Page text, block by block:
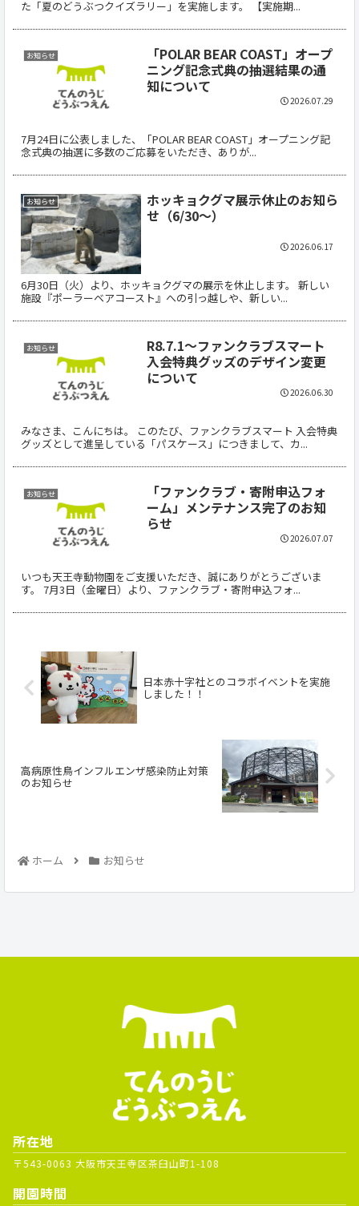
た「夏のどうぶつクイズラリー」を実施します。 【実施期...
お知らせ
「POLAR BEAR COAST」オープ
ニング記念式典の抽選結果の通
知について
7月24日に公表しました、「POLAR BEAR COAST」オープニング記
念式典の抽選に多数のご応募をいただき、ありが...
2026.07.29
お知らせ
ホッキョクグマ展示休止のお知ら
せ（6/30～）
6月30日（火）より、ホッキョクグマの展示を休止します。 新しい
施設『ポーラーベアコースト』への引っ越しや、新しい...
2026.06.17
お知らせ
R8.7.1～ファンクラブスマート
入会特典グッズのデザイン変更
について
みなさま、こんにちは。 このたび、ファンクラブスマート 入会特典
グッズとして進呈している「パスケース」につきまして、カ...
2026.06.30
お知らせ
「ファンクラブ・寄附申込フォ
ーム」メンテナンス完了のお知
らせ
いつも天王寺動物園をご支援いただき、誠にありがとうございま
す。 7月3日（金曜日）より、ファンクラブ・寄附申込フォ...
2026.07.07
日本赤十字社とのコラボイベントを実施
しました！！
高病原性鳥インフルエンザ感染防止対策
のお知らせ
ホーム お知らせ
所在地
〒543-0063 大阪市天王寺区茶臼山町1-108
開園時間